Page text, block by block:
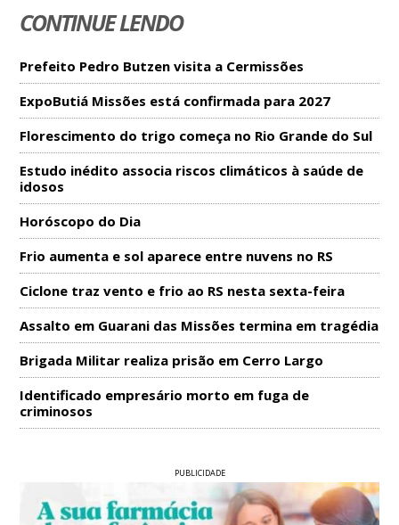
CONTINUE LENDO
Prefeito Pedro Butzen visita a Cermissões
ExpoButiá Missões está confirmada para 2027
Florescimento do trigo começa no Rio Grande do Sul
Estudo inédito associa riscos climáticos à saúde de
idosos
Horóscopo do Dia
Frio aumenta e sol aparece entre nuvens no RS
Ciclone traz vento e frio ao RS nesta sexta-feira
Assalto em Guarani das Missões termina em tragédia
Brigada Militar realiza prisão em Cerro Largo
Identificado empresário morto em fuga de
criminosos
PUBLICIDADE